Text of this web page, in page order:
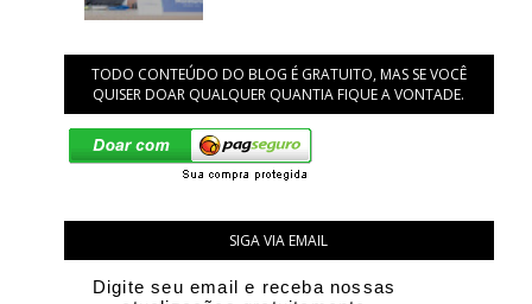
TODO CONTEÚDO DO BLOG É GRATUITO, MAS SE VOCÊ
QUISER DOAR QUALQUER QUANTIA FIQUE A VONTADE.
SIGA VIA EMAIL
Digite seu email e receba nossas